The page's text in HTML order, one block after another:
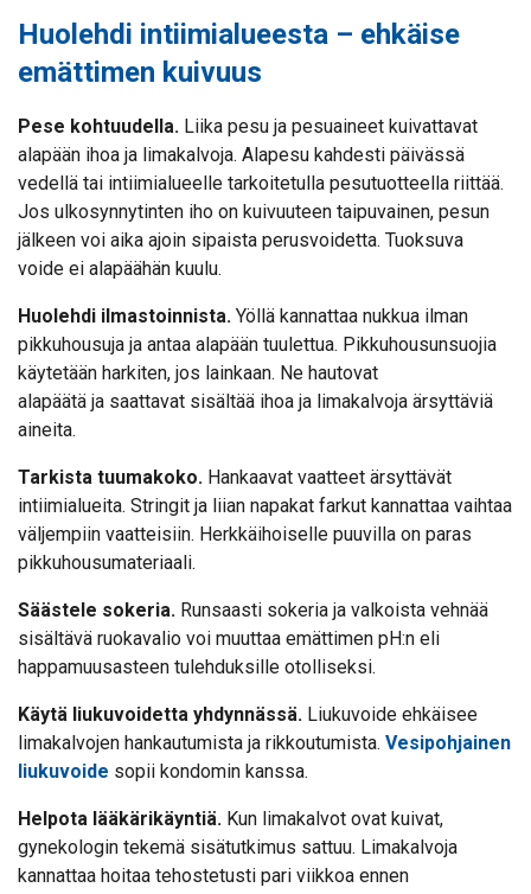
Huolehdi intiimialueesta – ehkäise
emättimen kuivuus
Pese kohtuudella. Liika pesu ja pesuaineet kuivattavat
alapään ihoa ja limakalvoja. Alapesu kahdesti päivässä
vedellä tai intiimialueelle tarkoitetulla pesutuotteella riittää.
Jos ulkosynnytinten iho on kuivuuteen taipuvainen, pesun
jälkeen voi aika ajoin sipaista perusvoidetta. Tuoksuva
voide ei alapäähän kuulu.
Huolehdi ilmastoinnista. Yöllä kannattaa nukkua ilman
pikkuhousuja ja antaa alapään tuulettua. Pikkuhousunsuojia
käytetään harkiten, jos lainkaan. Ne hautovat
alapäätä ja saattavat sisältää ihoa ja limakalvoja ärsyttäviä
aineita.
Tarkista tuumakoko. Hankaavat vaatteet ärsyttävät
intiimialueita. Stringit ja liian napakat farkut kannattaa vaihtaa
väljempiin vaatteisiin. Herkkäihoiselle puuvilla on paras
pikkuhousumateriaali.
Säästele sokeria. Runsaasti sokeria ja valkoista vehnää
sisältävä ruokavalio voi muuttaa emättimen pH:n eli
happamuusasteen tulehduksille otolliseksi.
Käytä liukuvoidetta yhdynnässä. Liukuvoide ehkäisee
limakalvojen hankautumista ja rikkoutumista. Vesipohjainen
liukuvoide sopii kondomin kanssa.
Helpota lääkärikäyntiä. Kun limakalvot ovat kuivat,
gynekologin tekemä sisätutkimus sattuu. Limakalvoja
kannattaa hoitaa tehostetusti pari viikkoa ennen